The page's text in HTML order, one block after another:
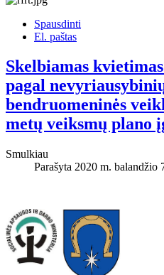
Spausdinti
El. paštas
Skelbiamas
pagal
bendruomeninės
metų veiksmų plano
Smulkiau
Parašyta 2020 m. balandžio